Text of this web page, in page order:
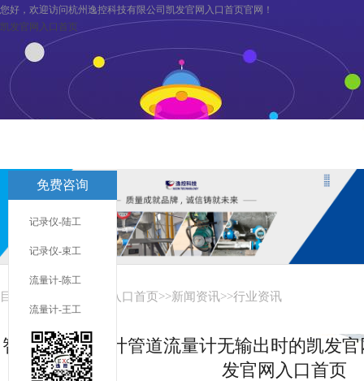
您好，欢迎访问杭州逸控科技有限公司凯发官网入口首页官网！
凯发官网入口首页
联系凯发官网入口首页 服务与支持
目前您在： 凯发官网入口首页>>新闻资讯>>行业资讯
智能涡街流量计管道流量计无输出时的凯发
发官网入口首页
免费咨询
记录仪-陆工
记录仪-束工
流量计-陈工
流量计-王工